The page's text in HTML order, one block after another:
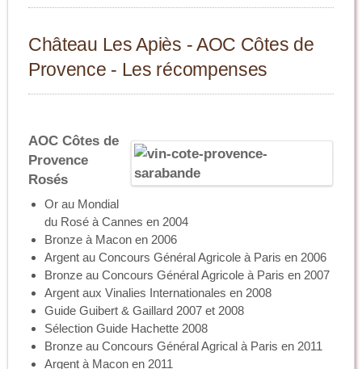
Château Les Apiès - AOC Côtes de
Provence - Les récompenses
AOC Côtes de
Provence
Rosés
Or au Mondial
du Rosé à Cannes en 2004
Bronze à Macon en 2006
Argent au Concours Général Agricole à Paris en 2006
Bronze au Concours Général Agricole à Paris en 2007
Argent aux Vinalies Internationales en 2008
Guide Guibert & Gaillard 2007 et 2008
Sélection Guide Hachette 2008
Bronze au Concours Général Agrical à Paris en 2011
Argent à Macon en 2011